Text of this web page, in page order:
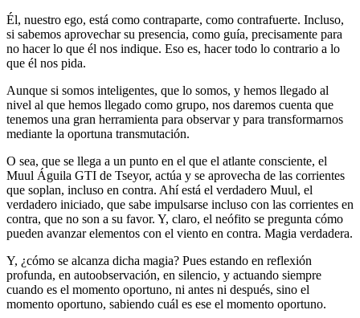
Él, nuestro ego, está como contraparte, como contrafuerte. Incluso,
si sabemos aprovechar su presencia, como guía, precisamente para
no hacer lo que él nos indique. Eso es, hacer todo lo contrario a lo
que él nos pida.
Aunque si somos inteligentes, que lo somos, y hemos llegado al
nivel al que hemos llegado como grupo, nos daremos cuenta que
tenemos una gran herramienta para observar y para transformarnos
mediante la oportuna transmutación.
O sea, que se llega a un punto en el que el atlante consciente, el
Muul Águila GTI de Tseyor, actúa y se aprovecha de las corrientes
que soplan, incluso en contra. Ahí está el verdadero Muul, el
verdadero iniciado, que sabe impulsarse incluso con las corrientes en
contra, que no son a su favor. Y, claro, el neófito se pregunta cómo
pueden avanzar elementos con el viento en contra. Magia verdadera.
Y, ¿cómo se alcanza dicha magia? Pues estando en reflexión
profunda, en autoobservación, en silencio, y actuando siempre
cuando es el momento oportuno, ni antes ni después, sino el
momento oportuno, sabiendo cuál es ese el momento oportuno.